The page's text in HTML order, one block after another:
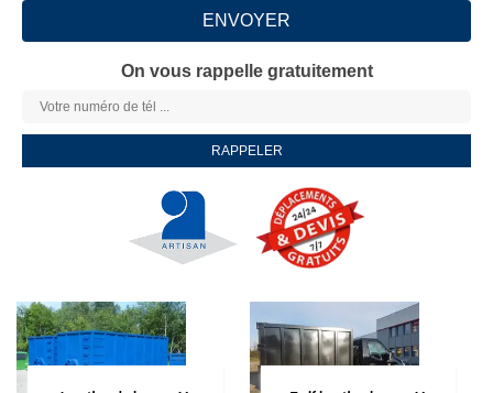
On vous rappelle gratuitement